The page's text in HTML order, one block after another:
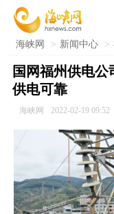
海峡网 > 新闻中心 >
国网福州供电
供电可靠
海峡网 2022-02-19 09:52